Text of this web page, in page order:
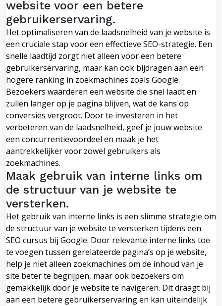
website voor een betere
gebruikerservaring.
Het optimaliseren van de laadsnelheid van je website is
een cruciale stap voor een effectieve SEO-strategie. Een
snelle laadtijd zorgt niet alleen voor een betere
gebruikerservaring, maar kan ook bijdragen aan een
hogere ranking in zoekmachines zoals Google.
Bezoekers waarderen een website die snel laadt en
zullen langer op je pagina blijven, wat de kans op
conversies vergroot. Door te investeren in het
verbeteren van de laadsnelheid, geef je jouw website
een concurrentievoordeel en maak je het
aantrekkelijker voor zowel gebruikers als
zoekmachines.
Maak gebruik van interne links om
de structuur van je website te
versterken.
Het gebruik van interne links is een slimme strategie om
de structuur van je website te versterken tijdens een
SEO cursus bij Google. Door relevante interne links toe
te voegen tussen gerelateerde pagina’s op je website,
help je niet alleen zoekmachines om de inhoud van je
site beter te begrijpen, maar ook bezoekers om
gemakkelijk door je website te navigeren. Dit draagt bij
aan een betere gebruikerservaring en kan uiteindelijk